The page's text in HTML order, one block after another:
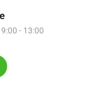
- 13:00